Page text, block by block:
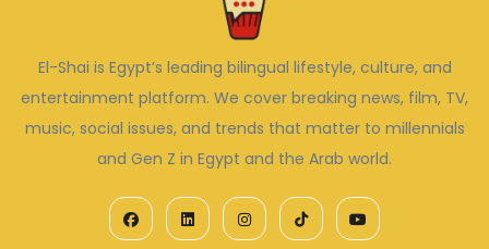
El-Shai is Egypt’s leading bilingual lifestyle, culture, and
entertainment platform. We cover breaking news, film, TV,
music, social issues, and trends that matter to millennials
and Gen Z in Egypt and the Arab world.